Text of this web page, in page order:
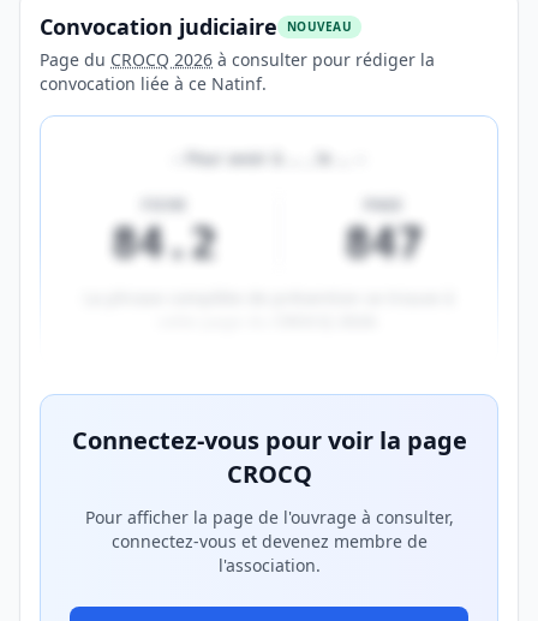
Convocation judiciaire NOUVEAU
Page du CROCQ 2026 à consulter pour rédiger la
convocation liée à ce Natinf.
Pour avoir à
84.2 847
Connectez-vous pour voir la page
CROCQ
Pour afficher la page de l'ouvrage à consulter,
connectez-vous et devenez membre de
l'association.